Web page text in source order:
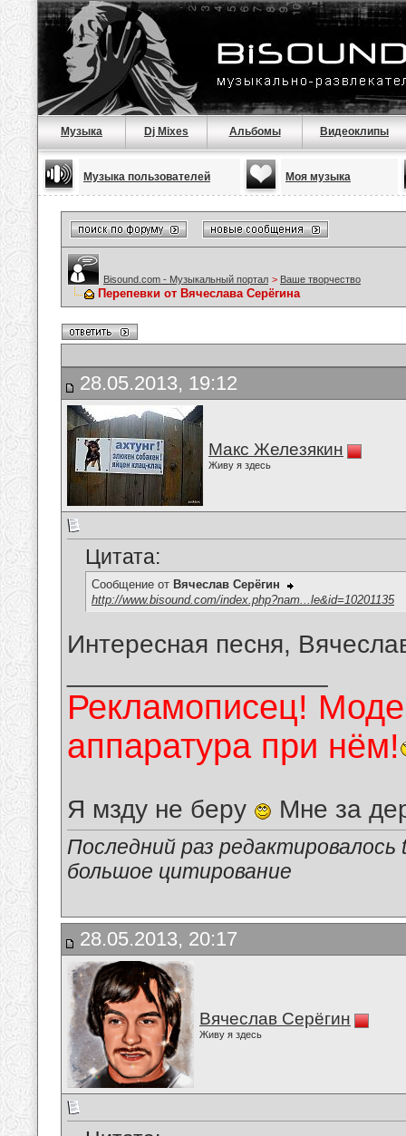
Музыка Dj Mixes Альбомы Видеоклипы
Музыка пользователей Моя музыка
Bisound.com - Музыкальный портал > Ваше творчество
Перепевки от Вячеслава Серёгина
28.05.2013, 19:12
Макс Железякин
Живу я здесь
Цитата:
Сообщение от Вячеслав Серёгин
http://www.bisound.com/index.php?nam...le&id=10201135
Интересная песня,
Рекламописец!
аппаратура при нём!
Я мзду не беру Мне за
Последний раз
большое цитирование
28.05.2013, 20:17
Вячеслав Серёгин
Живу я здесь